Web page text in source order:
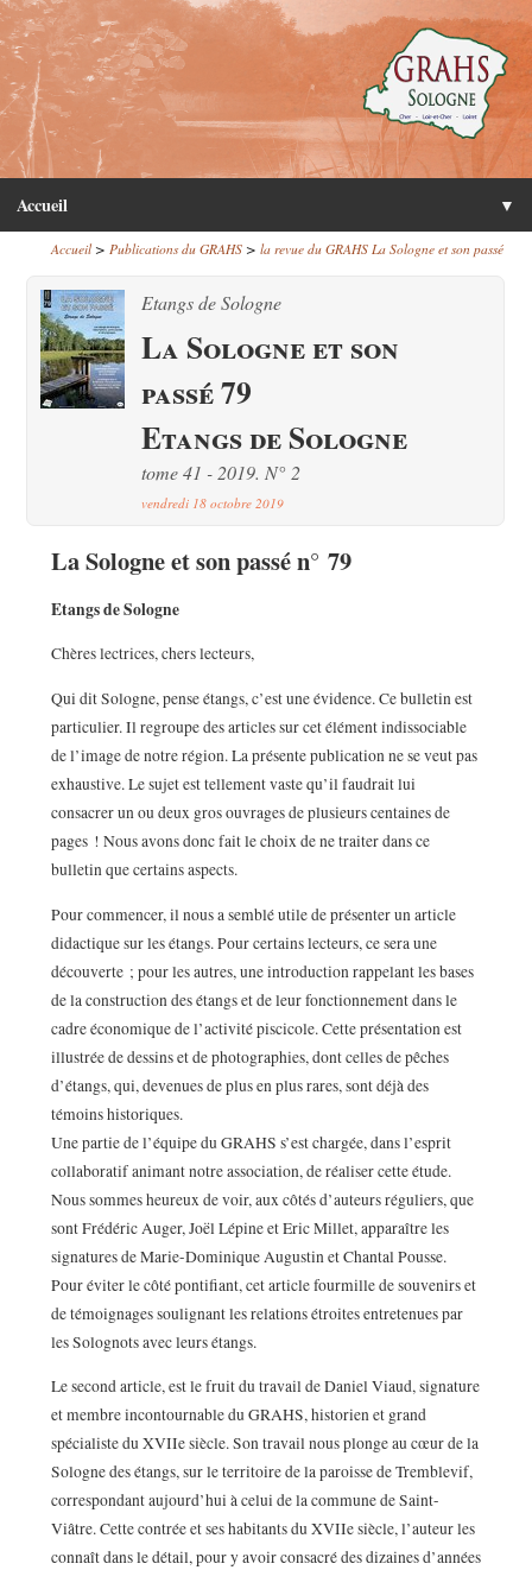
Accueil ▼
Accueil> Publications du GRAHS> la revue du GRAHS La Sologne et son passé
Etangs de Sologne
La Sologne et son
passé 79
Etangs de Sologne
tome 41 - 2019. N° 2
vendredi 18 octobre 2019
La Sologne et son passé n° 79
Etangs de Sologne
Chères lectrices, chers lecteurs,
Qui dit Sologne, pense étangs, c’est une évidence. Ce bulletin est
particulier. Il regroupe des articles sur cet élément indissociable
de l’image de notre région. La présente publication ne se veut pas
exhaustive. Le sujet est tellement vaste qu’il faudrait lui
consacrer un ou deux gros ouvrages de plusieurs centaines de
pages ! Nous avons donc fait le choix de ne traiter dans ce
bulletin que certains aspects.
Pour commencer, il nous a semblé utile de présenter un article
didactique sur les étangs. Pour certains lecteurs, ce sera une
découverte ; pour les autres, une introduction rappelant les bases
de la construction des étangs et de leur fonctionnement dans le
cadre économique de l’activité piscicole. Cette présentation est
illustrée de dessins et de photographies, dont celles de pêches
d’étangs, qui, devenues de plus en plus rares, sont déjà des
témoins historiques.
Une partie de l’équipe du GRAHS s’est chargée, dans l’esprit
collaboratif animant notre association, de réaliser cette étude.
Nous sommes heureux de voir, aux côtés d’auteurs réguliers, que
sont Frédéric Auger, Joël Lépine et Eric Millet, apparaître les
signatures de Marie-Dominique Augustin et Chantal Pousse.
Pour éviter le côté pontifiant, cet article fourmille de souvenirs et
de témoignages soulignant les relations étroites entretenues par
les Solognots avec leurs étangs.
Le second article, est le fruit du travail de Daniel Viaud, signature
et membre incontournable du GRAHS, historien et grand
spécialiste du XVIIe siècle. Son travail nous plonge au cœur de la
Sologne des étangs, sur le territoire de la paroisse de Tremblevif,
correspondant aujourd’hui à celui de la commune de Saint-
Viâtre. Cette contrée et ses habitants du XVIIe siècle, l’auteur les
connaît dans le détail, pour y avoir consacré des dizaines d’années